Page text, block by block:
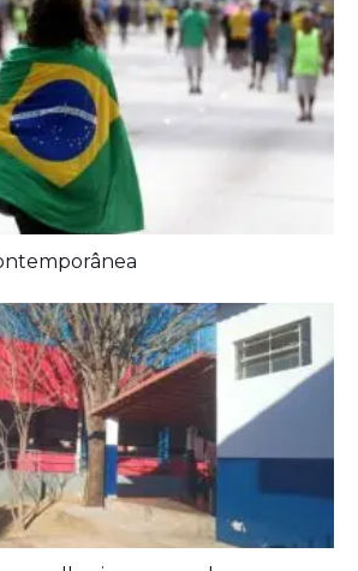
Relacionados: